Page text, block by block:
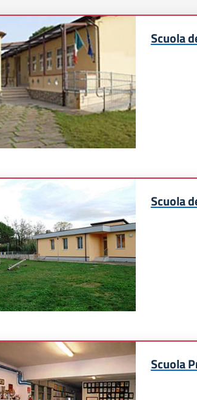
Scuola
Scuola
Scuola